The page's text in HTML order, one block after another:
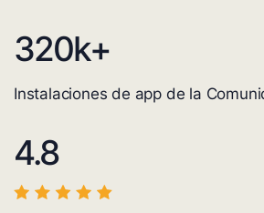
320k+
Instalaciones de app de la
4.8